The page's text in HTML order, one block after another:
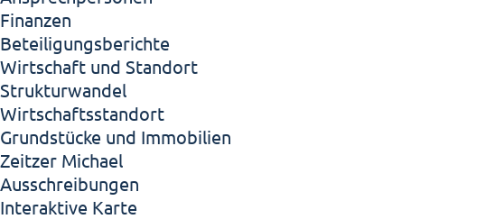
Finanzen
Beteiligungsberichte
Wirtschaft und Standort
Strukturwandel
Wirtschaftsstandort
Grundstücke und Immobilien
Zeitzer Michael
Ausschreibungen
Interaktive Karte